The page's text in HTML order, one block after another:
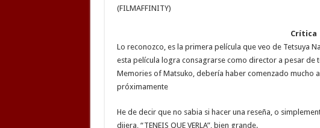
(FILMAFFINITY)
Crítica
Lo reconozco, es la primera película que veo de Tetsuya
esta película logra consagrarse como director a pesar de
Memories of Matsuko, debería haber comenzado mucho
próximamente
He de decir que no sabia si hacer una reseña, o
dijera, “TENEIS QUE VERLA”, bien grande.